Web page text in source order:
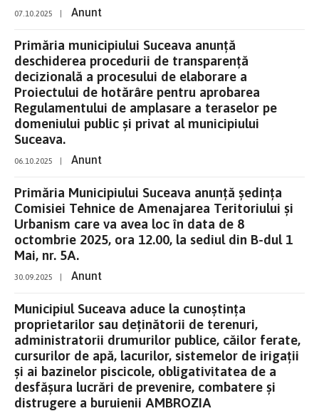
07.10.2025 Anunt
Primăria municipiului Suceava anunţă
deschiderea procedurii de transparenţă
decizională a procesului de elaborare a
Proiectului de hotărâre pentru aprobarea
Regulamentului de amplasare a teraselor pe
domeniului public și privat al municipiului
Suceava.
06.10.2025 Anunt
Primăria Municipiului Suceava anunță ședința
Comisiei Tehnice de Amenajarea Teritoriului și
Urbanism care va avea loc în data de 8
octombrie 2025, ora 12.00, la sediul din B-dul 1
Mai, nr. 5A.
30.09.2025 Anunt
Municipiul Suceava aduce la cunoștința
proprietarilor sau deținătorii de terenuri,
administratorii drumurilor publice, căilor ferate,
cursurilor de apă, lacurilor, sistemelor de irigații
și ai bazinelor piscicole, obligativitatea de a
desfășura lucrări de prevenire, combatere și
distrugere a buruienii AMBROZIA